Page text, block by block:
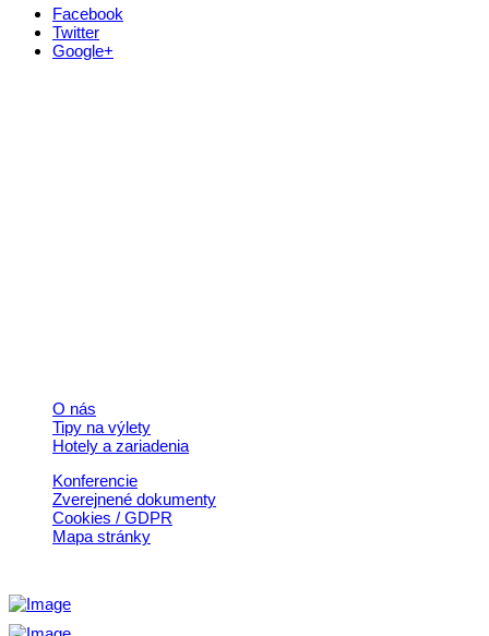
Facebook
Twitter
Google+
O nás
Tipy na výlety
Hotely a zariadenia
Konferencie
Zverejnené dokumenty
Cookies / GDPR
Mapa stránky